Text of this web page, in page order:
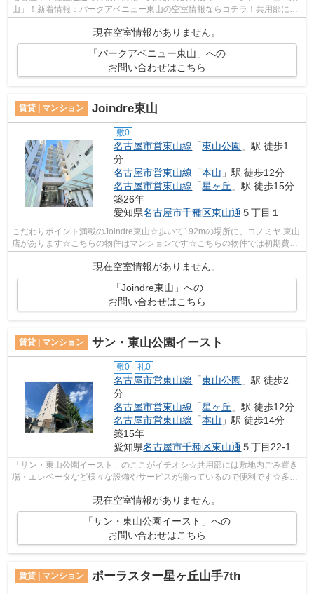
山」！新着情報：パークアベニュー東山の空室情報ならコチラ！共用部には
現在空室情報がありません。
「パークアベニュー東山」への
お問い合わせはこちら
賃貸 | マンション Joindre東山
敷0
名古屋市営東山線 「東山公園 」駅 徒歩1
分
名古屋市営東山線 「本山 」駅 徒歩12分
名古屋市営東山線 「星ヶ丘 」駅 徒歩15分
築26年
愛知県名古屋市千種区東山通 ５丁目１
こだわりポイント満載のJoindre東山☆歩いて192mの場所に、コノミヤ 東山
店があります☆こちらの物件はマンションです☆こちらの物件では初期費用
をカードでお支払いいただけます☆できる...
現在空室情報がありません。
「Joindre東山」への
お問い合わせはこちら
賃貸 | マンション サン・東山公園イースト
敷0 礼0
名古屋市営東山線 「東山公園 」駅 徒歩2
分
名古屋市営東山線 「星ヶ丘 」駅 徒歩12分
名古屋市営東山線 「本山 」駅 徒歩14分
築15年
愛知県名古屋市千種区東山通 ５丁目22-1
「サン・東山公園イースト」のここがイチオシ☆共用部には敷地内ごみ置き
場・エレベータなど様々な設備やサービスが揃っているので便利です☆多く
現在空室情報がありません。
「サン・東山公園イースト」への
お問い合わせはこちら
賃貸 | マンション ポーラスター星ヶ丘山手7th